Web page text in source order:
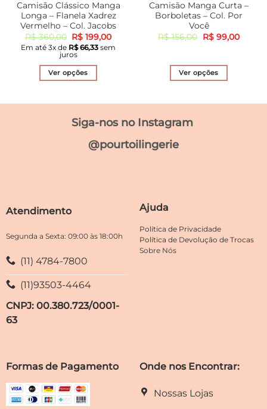
Camisão Clássico Manga
Longa – Flanela Xadrez
Vermelho – Col. Jacobs
R$360,00 O
preço
original
era:
R$ 360,00.
R$ 199,00O
preço
atual
Em até 3x de R$66,33 sem
juros
Ver opções
várias
na
do
Camisão Manga Curta –
Borboletas – Col. Por
Você
R$156,00 O
preço
R$ 156,00.
R$99,00O
Ver opções
do
Siga-nos no Instagram
@pourtoilingerie
Atendimento
Segunda a Sexta: 09:00 às 18:00h
(11) 4784-7800
(11)93503-4464
CNPJ: 00.380.723/0001-
63
Ajuda
Política de Privacidade
Política de Devolução de Trocas
Sobre Nós
Formas de Pagamento Onde nos Encontrar:
Nossas Lojas